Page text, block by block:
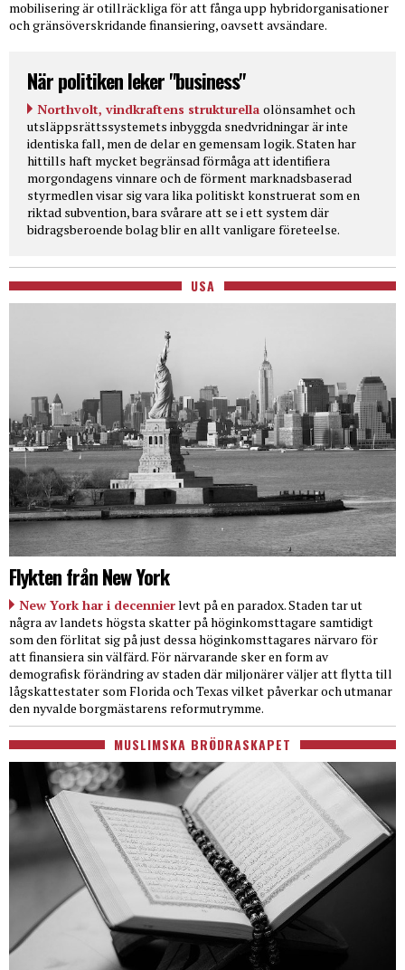
mobilisering är otillräckliga för att fånga upp hybridorganisationer
och gränsöverskridande finansiering, oavsett avsändare.
När politiken leker "business"
Northvolt, vindkraftens strukturella olönsamhet och
utsläppsrättssystemets inbyggda snedvridningar är inte
identiska fall, men de delar en gemensam logik. Staten har
hittills haft mycket begränsad förmåga att identifiera
morgondagens vinnare och de förment marknadsbaserad
styrmedlen visar sig vara lika politiskt konstruerat som en
riktad subvention, bara svårare att se i ett system där
bidragsberoende bolag blir en allt vanligare företeelse.
USA
Flykten från New York
New York har i decennierlevt på en paradox. Staden tar ut
några av landets högsta skatter på höginkomsttagare samtidigt
som den förlitat sig på just dessa höginkomsttagares närvaro för
att finansiera sin välfärd. För närvarande sker en form av
demografisk förändring av staden där miljonärer väljer att flytta till
lågskattestater som Florida och Texas vilket påverkar och utmanar
den nyvalde borgmästarens reformutrymme.
MUSLIMSKA BRÖDRASKAPET